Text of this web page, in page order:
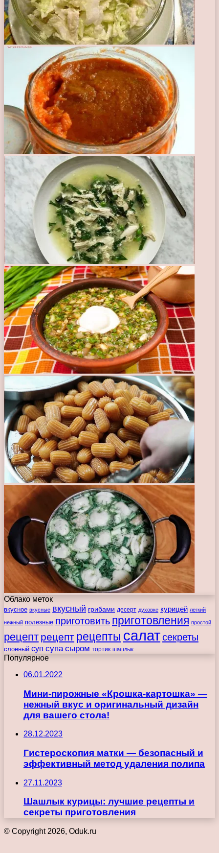
Облако меток
вкусное вкусные вкусный грибами десерт духовке курицей легкий
нежный полезные приготовить приготовления простой
рецепт рецепт рецепты салатсекреты
слоеный суп супа сыром тортик шашлык
Популярное
06.01.2022
Мини-пирожные «Крошка-картошка» —
нежный вкус и оригинальный дизайн
для вашего стола!
28.12.2023
Гистероскопия матки — безопасный и
эффективный метод удаления полипа
27.11.2023
Шашлык курицы: лучшие рецепты и
секреты приготовления
© Copyright 2026, Oduk.ru